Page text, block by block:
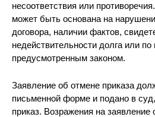
несоответствия или
может быть основана на
договора, наличии фактов,
недействительности долга или
предусмотренным законом.
Заявление об отмене приказа
письменной форме и подано в
приказ. Возражения на заявление